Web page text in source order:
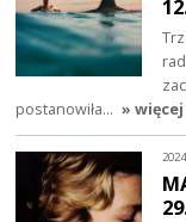
postanowiła… » więcej